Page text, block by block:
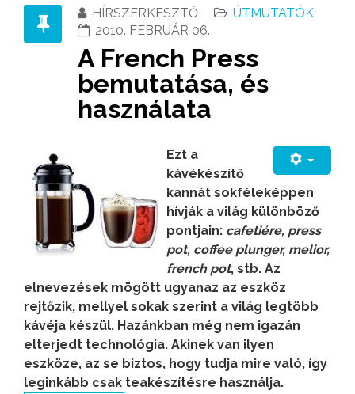
HÍRSZERKESZTŐ
ÚTMUTATÓK
2010. FEBRUÁR 06.
A French Press
bemutatása, és
használata
Ezt a
kávékészítő
kannát sokféleképpen
hívják a világ különböző
pontjain: cafetiére, press
pot, coffee plunger, melior,
french pot, stb. Az
elnevezések mögött ugyanaz az eszköz
rejtőzik, mellyel sokak szerint a világ legtöbb
kávéja készül. Hazánkban még nem igazán
elterjedt technológia. Akinek van ilyen
eszköze, az se biztos, hogy tudja mire való, így
leginkább csak teakészítésre használja.